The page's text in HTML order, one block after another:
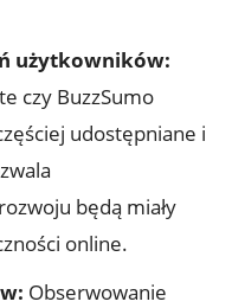
użytkowników:
czy BuzzSumo
udostępniane i
będą miały
online.
Obserwowanie